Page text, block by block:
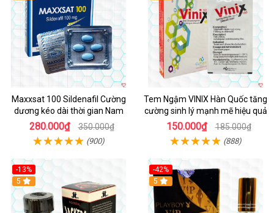
Maxxsat 100 Sildenafil Cường
dương kéo dài thời gian Nam
280.000₫ 350.000₫
(900)
Tem Ngậm VINIX Hàn Quốc tăng
cường sinh lý mạnh mẽ hiệu quả
150.000₫ 185.000₫
(888)
-13%
5
-42%
5